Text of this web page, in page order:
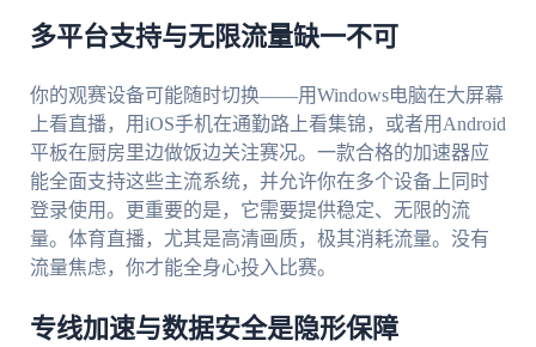
多平台支持与无限流量缺一不可
你的观赛设备可能随时切换——用Windows电脑在大屏幕
上看直播，用iOS手机在通勤路上看集锦，或者用Android
平板在厨房里边做饭边关注赛况。一款合格的加速器应
能全面支持这些主流系统，并允许你在多个设备上同时
登录使用。更重要的是，它需要提供稳定、无限的流
量。体育直播，尤其是高清画质，极其消耗流量。没有
流量焦虑，你才能全身心投入比赛。
专线加速与数据安全是隐形保障